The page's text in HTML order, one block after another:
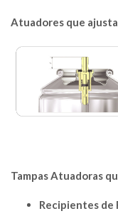
Atuadores que
Tampas Atuadoras
Recipientes de